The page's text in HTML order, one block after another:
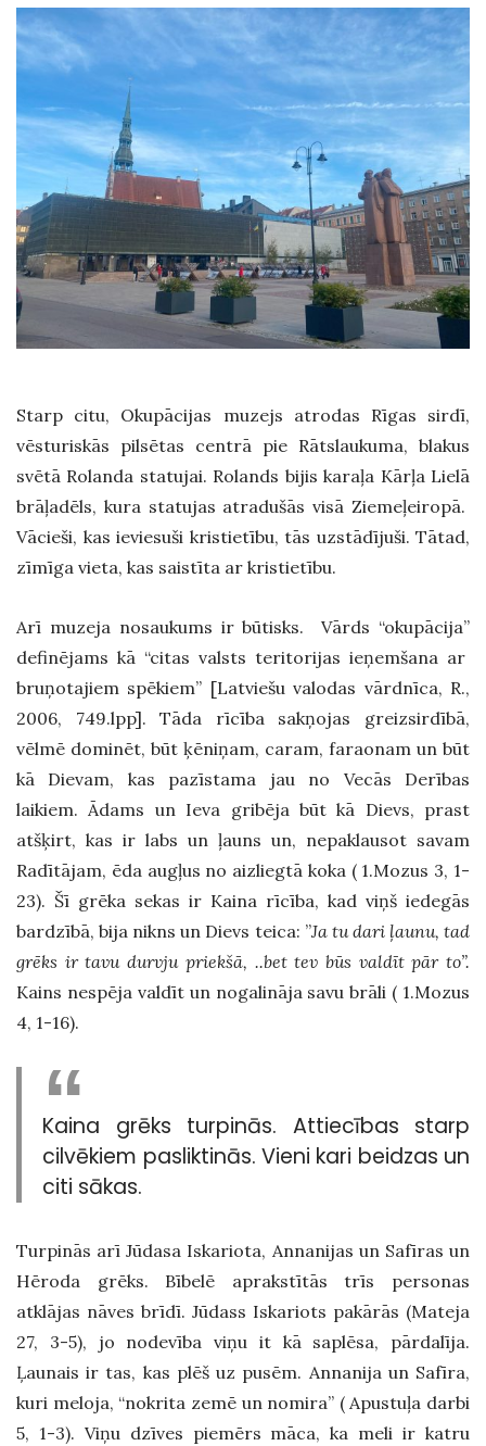
Starp citu, Okupācijas muzejs atrodas Rīgas sirdī,
vēsturiskās pilsētas centrā pie Rātslaukuma, blakus
svētā Rolanda statujai. Rolands bijis karaļa Kārļa Lielā
brāļadēls, kura statujas atradušās visā Ziemeļeiropā.
Vācieši, kas ieviesuši kristietību, tās uzstādījuši. Tātad,
zīmīga vieta, kas saistīta ar kristietību.
Arī muzeja nosaukums ir būtisks. Vārds “okupācija”
definējams kā “citas valsts teritorijas ieņemšana ar
bruņotajiem spēkiem” [Latviešu valodas vārdnīca, R.,
2006, 749.lpp].Tāda rīcība sakņojas greizsirdībā,
vēlmē dominēt, būt ķēniņam, caram, faraonam un būt
kā Dievam, kas pazīstama jau no Vecās Derības
laikiem. Ādams un Ieva gribēja būt kā Dievs, prast
atšķirt, kas ir labs un ļauns un, nepaklausot savam
Radītājam, ēda augļus no aizliegtā koka ( 1.Mozus 3, 1-
23). Šī grēka sekas ir Kaina rīcība, kad viņš iedegās
bardzībā, bija nikns un Dievs teica: ”Ja tu dari ļaunu, tad
grēks ir tavu durvju priekšā, ..bet tev būs valdīt pār to”.
Kains nespēja valdīt un nogalināja savu brāli ( 1.Mozus
4, 1-16).
Kaina grēks turpinās. Attiecības starp
cilvēkiem pasliktinās. Vieni kari beidzas un
citi sākas.
Turpinās arī Jūdasa Iskariota, Annanijas un Safīras un
Hēroda grēks. Bībelē aprakstītās trīs personas
atklājas nāves brīdī. Jūdass Iskariots pakārās (Mateja
27, 3-5), jo nodevība viņu it kā saplēsa, pārdalīja.
Ļaunais ir tas, kas plēš uz pusēm. Annanija un Safīra,
kuri meloja, “nokrita zemē un nomira” ( Apustuļa darbi
5, 1-3). Viņu dzīves piemērs māca, ka meli ir katru